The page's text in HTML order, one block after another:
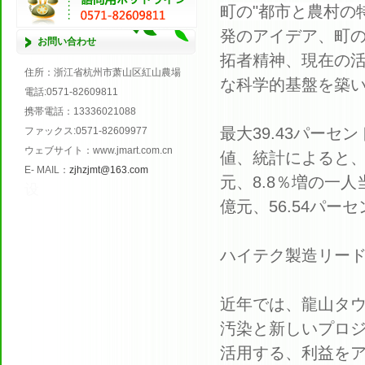
お問い合わせ
住所 ：浙江省杭州市萧山区紅山農場
電話:0571-82609811
携帯電話 ： 13336021088
ファックス:0571-82609977
ウェブサイト ： www.jmart.com.cn
E- MAIL ： zjhzjmt@163.com
町の"都市と農村の
発のアイデア、町
拓者精神、現在の
な科学的基盤を築
最大39.43パーセン
値、統計によると
元、8.8％増の一
億元、56.54パーセ
ハイテク製造リー
近年では、龍山タ
汚染と新しいプロ
活用する、利益を